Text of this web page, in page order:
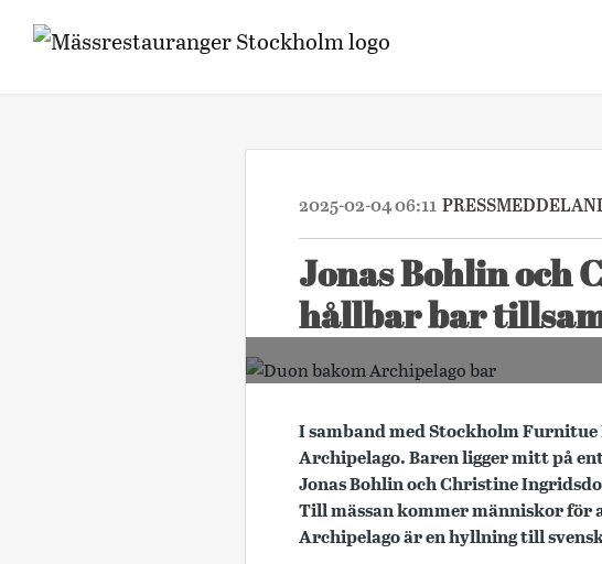
2025-02-04 06:11
Jonas Bohlin och
hållbar bar
I samband med Stockholm
Archipelago. Baren ligger mitt på
Jonas Bohlin och Christine
Till mässan kommer människor för
Archipelago är en hyllning till